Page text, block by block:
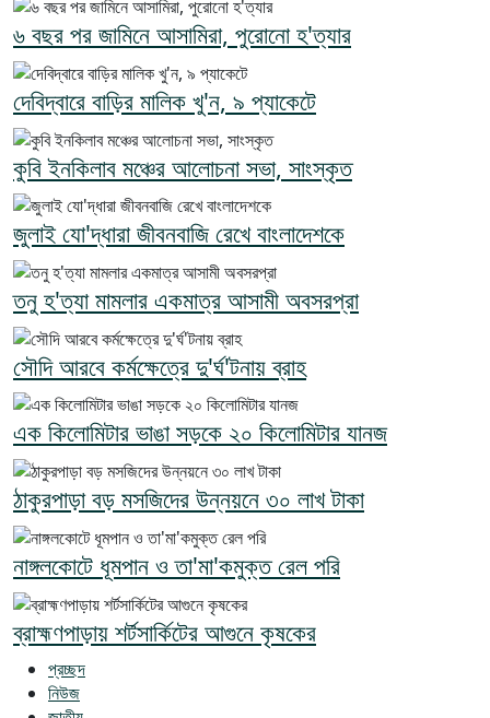
প্রচ্ছদ
নিউজ
৬ বছর পর জামিনে আসামিরা, পুরোনো হ'ত্যার
দেবিদ্বারে বাড়ির মালিক খু'ন, ৯ প্যাকেটে
কুবি ইনকিলাব মঞ্চের আলোচনা সভা, সাংস্কৃত
জুলাই যো'দ্ধারা জীবনবাজি রেখে বাংলাদেশকে
তনু হ'ত্যা মামলার একমাত্র আসামী অবসরপ্রা
সৌদি আরবে কর্মক্ষেত্রে দু'র্ঘ'টনায় ব্রাহ
এক কিলোমিটার ভাঙা সড়কে ২০ কিলোমিটার যানজ
ঠাকুরপাড়া বড় মসজিদের উন্নয়নে ৩০ লাখ টাকা
নাঙ্গলকোটে ধূমপান ও তা'মা'কমুক্ত রেল পরি
ব্রাহ্মণপাড়ায় শর্টসার্কিটের আগুনে কৃষকের